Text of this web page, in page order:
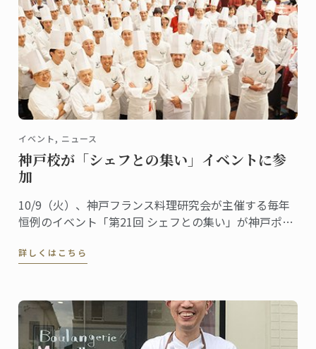
イベント, ニュース
神戸校が「シェフとの集い」イベントに参
加
10/9（火）、神戸フランス料理研究会が主催する毎年
恒例のイベント「第21回 シェフとの集い」が神戸ポー
～」がテーマ。ル･コルドン･ブルー神戸校もこのイベ
詳しくはこちら